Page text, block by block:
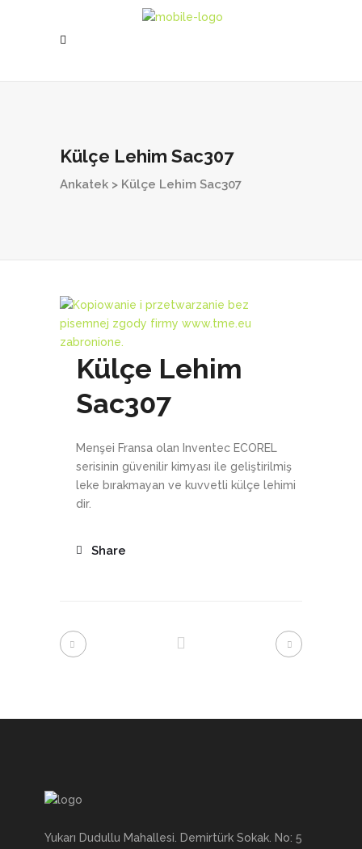
Külçe Lehim Sac307
Ankatek > Külçe Lehim Sac307
Külçe Lehim
Sac307
Menşei Fransa olan Inventec ECOREL
serisinin güvenilir kimyası ile geliştirilmiş
leke bırakmayan ve kuvvetli külçe lehimi
dir.
Share
Yukarı Dudullu Mahallesi. Demirtürk Sokak. No: 5